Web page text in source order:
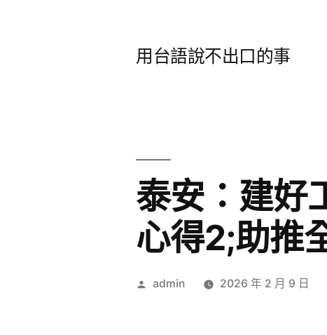
用台語說不出口的事
泰安：建好
心得2;助推
作
admin 2026 年 2 月 9 日